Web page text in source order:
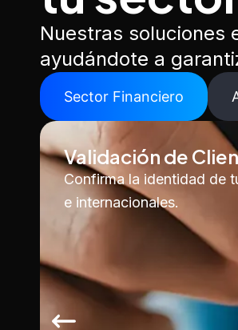
Nuestras soluciones
ayudándote a
Sector Financiero
Validación de
Confirma la identidad de
e internacionales.